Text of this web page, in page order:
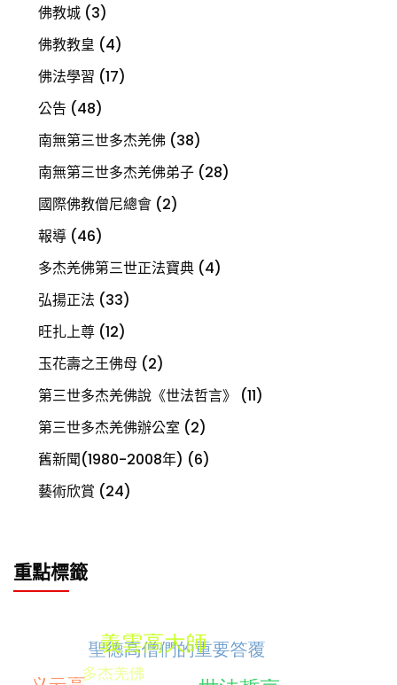
佛教城 (3)
佛教教皇 (4)
佛法學習 (17)
公告 (48)
南無第三世多杰羌佛 (38)
南無第三世多杰羌佛弟子 (28)
國際佛教僧尼總會 (2)
報導 (46)
多杰羌佛第三世正法寶典 (4)
弘揚正法 (33)
旺扎上尊 (12)
玉花壽之王佛母 (2)
第三世多杰羌佛說《世法哲言》
(11)
第三世多杰羌佛辦公室 (2)
舊新聞(1980-2008年) (6)
藝術欣賞 (24)
重點標籤